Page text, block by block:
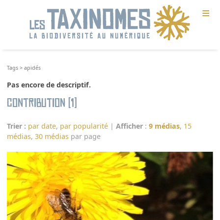
≡
Tags >apidés
Pas encore de descriptif.
Contribution (1)
Trier : par date, par popularité |Afficher :9 médias, 15
médias,30 médias par page